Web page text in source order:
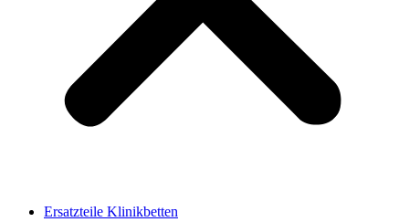
Ersatzteile Klinikbetten